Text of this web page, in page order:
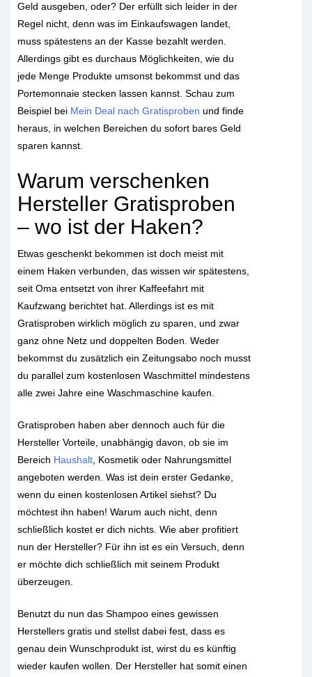
Geld ausgeben, oder? Der erfüllt sich leider in der
Regel nicht, denn was im Einkaufswagen landet,
muss spätestens an der Kasse bezahlt werden.
Allerdings gibt es durchaus Möglichkeiten, wie du
jede Menge Produkte umsonst bekommst und das
Portemonnaie stecken lassen kannst. Schau zum
Beispiel bei Mein Deal nach Gratisproben und finde
heraus, in welchen Bereichen du sofort bares Geld
sparen kannst.
Warum verschenken
Hersteller Gratisproben
– wo ist der Haken?
Etwas geschenkt bekommen ist doch meist mit
einem Haken verbunden, das wissen wir spätestens,
seit Oma entsetzt von ihrer Kaffeefahrt mit
Kaufzwang berichtet hat. Allerdings ist es mit
Gratisproben wirklich möglich zu sparen, und zwar
ganz ohne Netz und doppelten Boden. Weder
bekommst du zusätzlich ein Zeitungsabo noch musst
du parallel zum kostenlosen Waschmittel mindestens
alle zwei Jahre eine Waschmaschine kaufen.
Gratisproben haben aber dennoch auch für die
Hersteller Vorteile, unabhängig davon, ob sie im
Bereich Haushalt, Kosmetik oder Nahrungsmittel
angeboten werden. Was ist dein erster Gedanke,
wenn du einen kostenlosen Artikel siehst? Du
möchtest ihn haben! Warum auch nicht, denn
schließlich kostet er dich nichts. Wie aber profitiert
nun der Hersteller? Für ihn ist es ein Versuch, denn
er möchte dich schließlich mit seinem Produkt
überzeugen.
Benutzt du nun das Shampoo eines gewissen
Herstellers gratis und stellst dabei fest, dass es
genau dein Wunschprodukt ist, wirst du es künftig
wieder kaufen wollen. Der Hersteller hat somit einen